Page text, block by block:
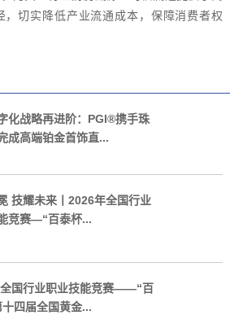
，切实降低产业流通成本，保障消费者权
化战略再进阶：PGI®携手珠
成高端铂金首饰直...
技耀未来丨2026年全国行业
竞赛—“百泰杯...
国行业职业技能竞赛——“百
四届全国黄金...